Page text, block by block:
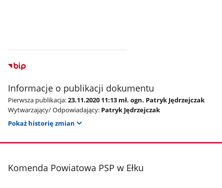
Informacje o publikacji dokumentu
Pierwsza publikacja:23.11.2020 11:13 mł. ogn. Patryk Jędrzejczak
Wytwarzający/ Odpowiadający: Patryk Jędrzejczak
Pokaż historię zmian
stopka
Komenda Powiatowa PSP w Ełku